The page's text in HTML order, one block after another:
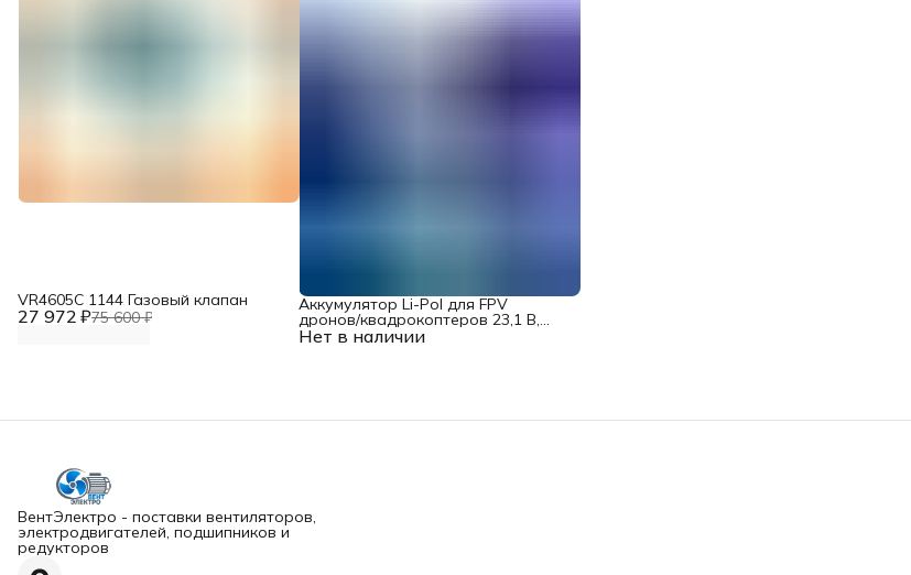
27 972 ₽75 600 ₽
VR4605С 1144 Газовый клапан
Нет в наличии
Аккумулятор Li-Pol для FPV
дронов/квадрокоптеров 23,1 В,
10000 мАч, 370 ВТ
ВентЭлектро - поставки вентиляторов,
электродвигателей, подшипников и
редукторов